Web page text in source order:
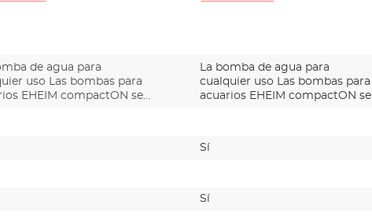
de agua para
uso Las bombas para
EHEIM compactON se
La bomba de agua para
cualquier uso Las bombas para
acuarios EHEIM compactON se
Sí
Sí